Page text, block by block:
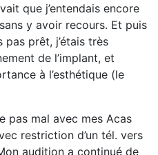
que j’entendais encore
y avoir recours. Et puis
pas prêt, j’étais très
de l’implant, et
à l’esthétique (le
pas mal avec mes Acas
restriction d’un tél. vers
audition a continué de